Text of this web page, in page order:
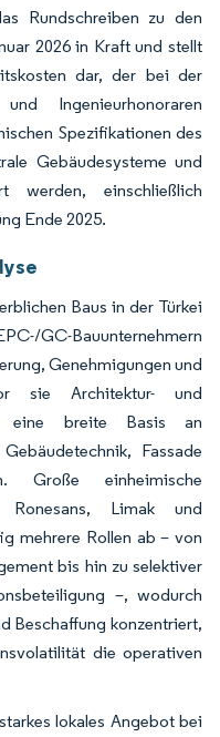
Rundschreiben zu den
2026 in Kraft und stellt
dar, der bei der
Ingenieurhonoraren
Spezifikationen des
Gebäudesysteme und
werden, einschließlich
Ende 2025.
Baus in der Türkei
GC-Bauunternehmern
Genehmigungen und
sie Architektur- und
eine breite Basis an
Fassade
Große einheimische
Ronesans, Limak und
mehrere Rollen ab – von
bis hin zu selektiver
–, wodurch
Beschaffung konzentriert,
die operativen
lokales Angebot bei